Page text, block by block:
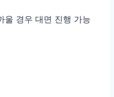
울 경우 대면 진행 가능